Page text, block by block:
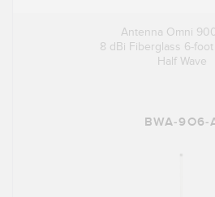
Antenna Omni
8 dBi Fiberglass 6-
Half Wave
BWA-9O6-